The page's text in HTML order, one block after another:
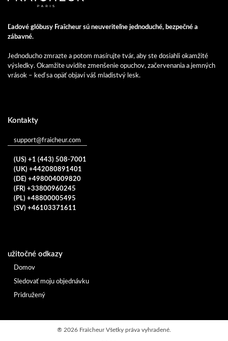
Ľadové glóbusy Fraîcheur sú neuveriteľne jednoduché, bezpečné a
zábavné.
Jednoducho zmrazte a potom masírujte tvár, aby ste dosiahli okamžité
výsledky. Okamžite uvidíte zmenšenie opuchov, začervenania a jemných
vrások – keď sa opäť objaví váš mladistvý lesk.
Kontakty
support@fraicheur.com
(US) +1 (443) 508-7001
(UK) +442080891401
(DE) +498004009820
(FR) +33800960245
(PL) +48800005495
(SV) +46103371611
užitočné odkazy
Domov
Sledovať moju objednávku
Pridružený
® 2026 FraîcheurVšetky práva vyhradené.